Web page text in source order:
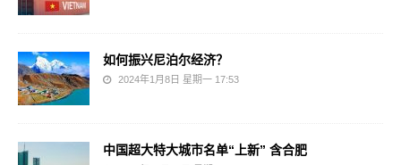
如何振兴尼泊尔经济？
2024年1月8日 星期一 17:53
中国超大特大城市名单“上新” 含合肥